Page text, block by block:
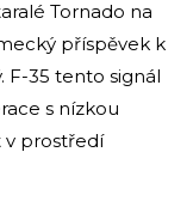
Tornado na
příspěvek k
F-35 tento signál
s nízkou
v prostředí